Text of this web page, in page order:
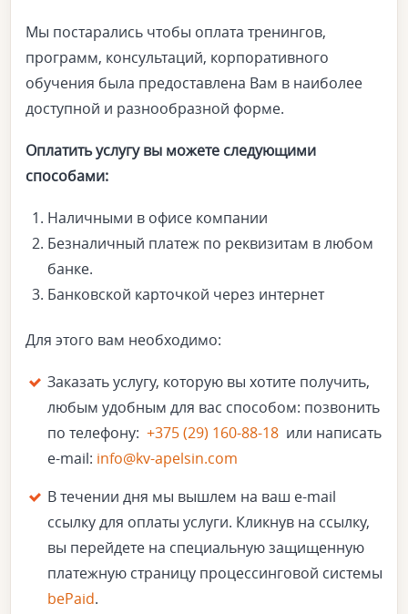
Мы постарались чтобы оплата тренингов,
программ, консультаций, корпоративного
обучения была предоставлена Вам в наиболее
доступной и разнообразной форме.
Оплатить услугу вы можете следующими
способами:
Наличными в офисе компании
Безналичный платеж по реквизитам в любом
банке.
Банковской карточкой через интернет
Для этого вам необходимо:
Заказать услугу, которую вы хотите получить,
любым удобным для вас способом: позвонить
по телефону: +375 (29) 160-88-18 или написать
e-mail: info@kv-apelsin.com
В течении дня мы вышлем на ваш e-mail
ссылку для оплаты услуги. Кликнув на ссылку,
вы перейдете на специальную защищенную
платежную страницу процессинговой системы
bePaid.